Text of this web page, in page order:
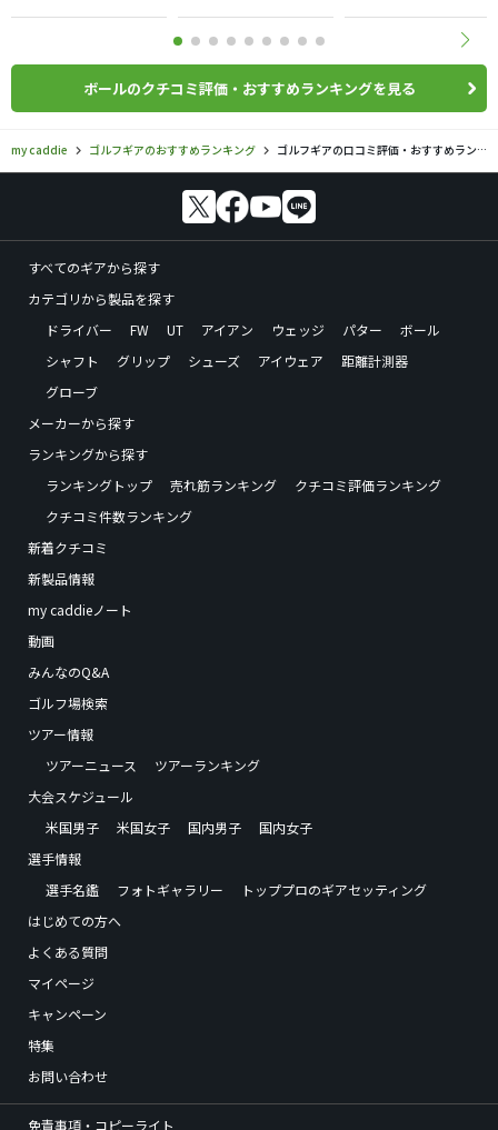
ボールのクチコミ評価・おすすめランキングを見る
my caddie ゴルフギアのおすすめランキング ゴルフギアの口コミ評価・おすすめランキング
すべてのギアから探す
カテゴリから製品を探す
ドライバー
FW UT アイアン ウェッジ パター
ボール
シャフト
グリップ シューズ アイウェア
距離計測器
グローブ
メーカーから探す
ランキングから探す
ランキングトップ
売れ筋ランキング
クチコミ評価ランキング
クチコミ件数ランキング
新着クチコミ
新製品情報
my caddieノート
動画
みんなのQ&A
ゴルフ場検索
ツアー情報
ツアーニュース
ツアーランキング
大会スケジュール
米国男子
米国女子 国内男子
国内女子
選手情報
選手名鑑
フォトギャラリー
トッププロのギアセッティング
はじめての方へ
よくある質問
マイページ
キャンペーン
特集
お問い合わせ
免責事項・コピーライト